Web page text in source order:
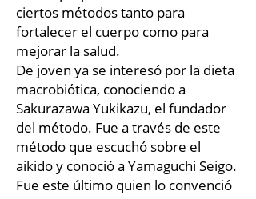
ciertos métodos tanto para
fortalecer el cuerpo como para
mejorar la salud.
De joven ya se interesó por la dieta
macrobiótica, conociendo a
Sakurazawa Yukikazu, el fundador
del método. Fue a través de este
método que escuchó sobre el
aikido y conoció a Yamaguchi Seigo.
Fue este último quien lo convenció